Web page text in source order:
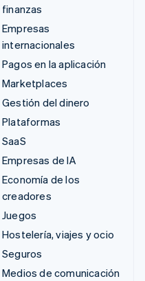
finanzas
Empresas
internacionales
Pagos en la aplicación
Marketplaces
Gestión del dinero
Plataformas
SaaS
Empresas de IA
Economía de los
creadores
Juegos
Hostelería, viajes y ocio
Seguros
Medios de comunicación